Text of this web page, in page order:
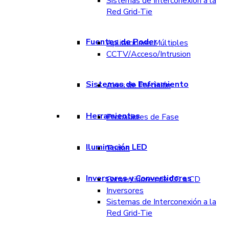
Red Grid-Tie
Fuentes de Poder
Aplicaciones Múltiples
CCTV/Acceso/Intrusion
Sistemas de Enfriamiento
Aires de Precisión
Herramientas
Probadores de Fase
Iluminación LED
Todos
Inversores y Convertidores
Convertidores de CD a CD
Inversores
Sistemas de Interconexión a la
Red Grid-Tie